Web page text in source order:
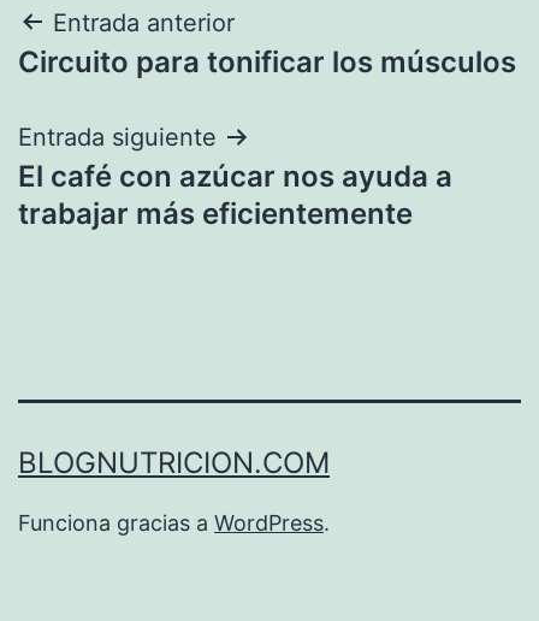
Navegación
de
entradas
Entrada anterior
Circuito para tonificar los músculos
Entrada siguiente
El café con azúcar nos ayuda a
trabajar más eficientemente
BLOGNUTRICION.COM
Funciona gracias a WordPress.